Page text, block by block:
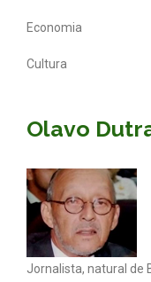
Economia
Cultura
Olavo
Jornalista, natural de